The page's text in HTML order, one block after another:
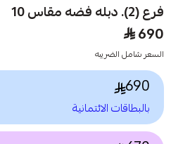
فرع (2). دبله فضه مقاس 10
690
السعر شامل الضريبه
690
بالبطاقات الائتمانية